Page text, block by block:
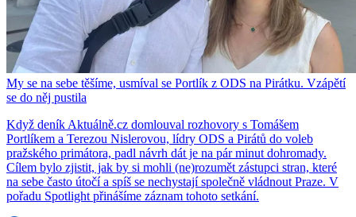
My se na sebe těšíme, usmíval se Portlík z ODS na Pirátku. Vzápětí
se do něj pustila
Když deník Aktuálně.cz domlouval rozhovory s Tomášem
Portlíkem a Terezou Nislerovou, lídry ODS a Pirátů do voleb
pražského primátora, padl návrh dát je na pár minut dohromady.
Cílem bylo zjistit, jak by si mohli (ne)rozumět zástupci stran, které
na sebe často útočí a spíš se nechystají společně vládnout Praze. V
pořadu Spotlight přinášíme záznam tohoto setkání.